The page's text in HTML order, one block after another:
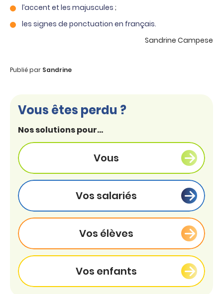
l’accent et les majuscules ;
les signes de ponctuation en français.
Sandrine Campese
Publié par Sandrine
Vous êtes perdu ?
Nos solutions pour...
Vous
Vos salariés
Vos élèves
Vos enfants